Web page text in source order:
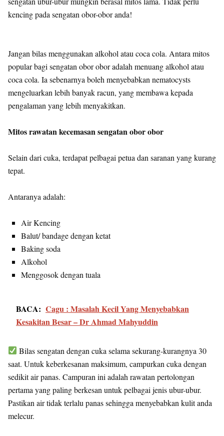
kencing pada sengatan obor-obor anda!
Jangan bilas menggunakan alkohol atau coca cola. Antara mitos
popular bagi sengatan obor obor adalah menuang alkohol atau
coca cola. Ia sebenarnya boleh menyebabkan nematocysts
mengeluarkan lebih banyak racun, yang membawa kepada
pengalaman yang lebih menyakitkan.
Mitos rawatan kecemasan sengatan obor obor
Selain dari cuka, terdapat pelbagai petua dan saranan yang kurang
tepat.
Antaranya adalah:
Air Kencing
Balut/ bandage dengan ketat
Baking soda
Alkohol
Menggosok dengan tuala
BACA: Cagu : Masalah Kecil Yang Menyebabkan
Kesakitan Besar – Dr Ahmad Mahyuddin
Bilas sengatan dengan cuka selama sekurang-kurangnya 30
saat. Untuk keberkesanan maksimum, campurkan cuka dengan
sedikit air panas. Campuran ini adalah rawatan pertolongan
pertama yang paling berkesan untuk pelbagai jenis ubur-ubur.
Pastikan air tidak terlalu panas sehingga menyebabkan kulit anda
melecur.